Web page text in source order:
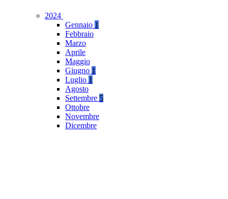
2024
Gennaio 1
Febbraio
Marzo
Aprile
Maggio
Giugno 1
Luglio 1
Agosto
Settembre 5
Ottobre
Novembre
Dicembre